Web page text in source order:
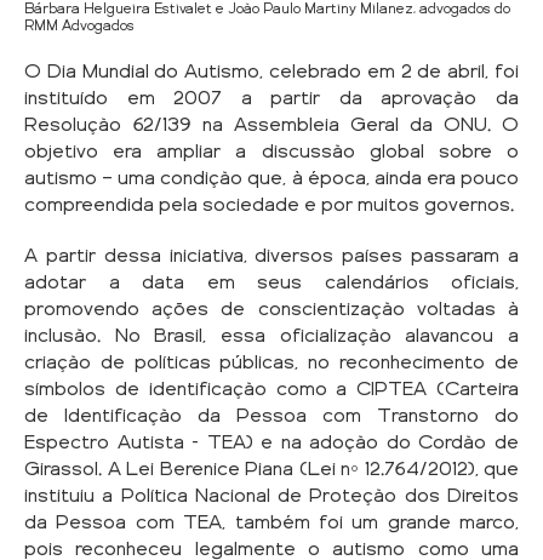
Bárbara Helgueira Estivalet e João Paulo Martiny Milanez, advogados do
RMM Advogados
O Dia Mundial do Autismo, celebrado em 2 de abril, foi
instituído em 2007 a partir da aprovação da
Resolução 62/139 na Assembleia Geral da ONU. O
objetivo era ampliar a discussão global sobre o
autismo — uma condição que, à época, ainda era pouco
compreendida pela sociedade e por muitos governos.
A partir dessa iniciativa, diversos países passaram a
adotar a data em seus calendários oficiais,
promovendo ações de conscientização voltadas à
inclusão. No Brasil, essa oficialização alavancou a
criação de políticas públicas, no reconhecimento de
símbolos de identificação como a CIPTEA (Carteira
de Identificação da Pessoa com Transtorno do
Espectro Autista - TEA) e na adoção do Cordão de
Girassol. A Lei Berenice Piana (Lei nº 12.764/2012), que
instituiu a Política Nacional de Proteção dos Direitos
da Pessoa com TEA, também foi um grande marco,
pois reconheceu legalmente o autismo como uma